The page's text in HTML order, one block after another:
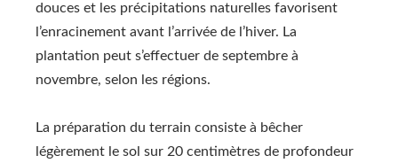
douces et les précipitations naturelles favorisent
l’enracinement avant l’arrivée de l’hiver. La
plantation peut s’effectuer de septembre à
novembre, selon les régions.
La préparation du terrain consiste à bêcher
légèrement le sol sur 20 centimètres de profondeur